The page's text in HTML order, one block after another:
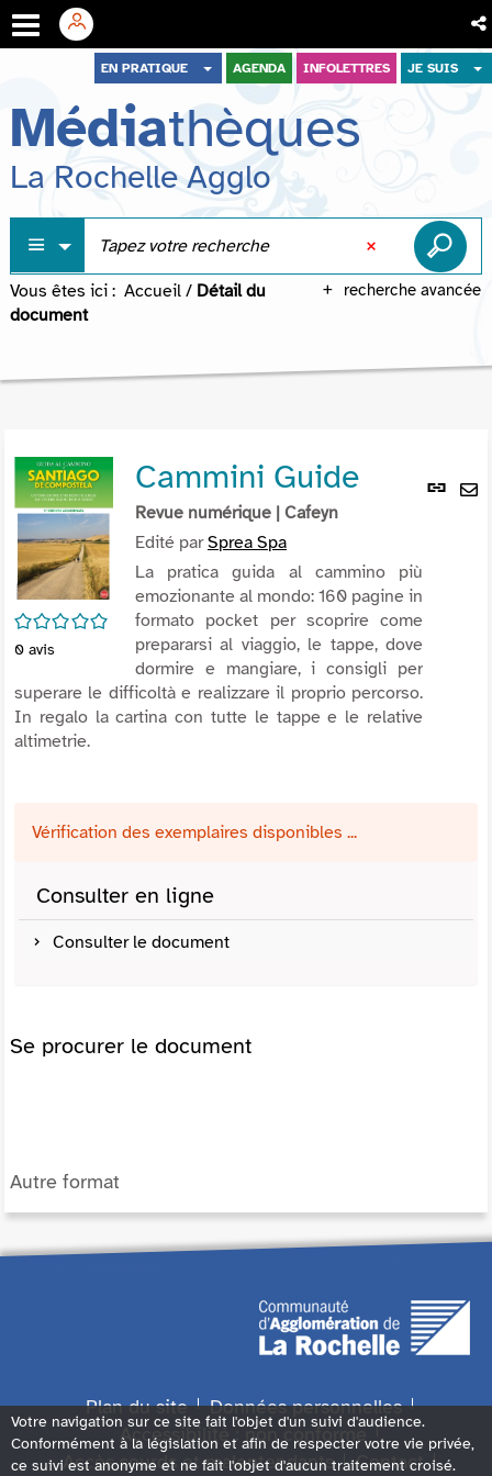
menu
contenu
recherche
EN PRATIQUE AGENDA INFOLETTRES JE SUIS
Médiathèques
La Rochelle Agglo
recherche avancée
Vous êtes ici : Accueil / Détail du
document
Lien
/5
0 avis
Cammini Guide
Revue numérique | Cafeyn
Edité parSprea Spa
La pratica guida al cammino più
emozionante al mondo: 160 pagine in
formato pocket per scoprire come
prepararsi al viaggio, le tappe, dove
dormire e mangiare, i consigli per
superare le difficoltà e realizzare il proprio percorso.
In regalo la cartina con tutte le tappe e le relative
altimetrie.
Vérification des exemplaires disponibles ...
Consulter en ligne
Consulter le document
Se procurer le document
Autre format
Plan du site
Données personnelles
Accessibilité : non conforme
Accès sourds et malentendants
Contact
Votre navigation sur ce site fait l'objet d'un suivi d'audience.
Conformément à la législation et afin de respecter votre vie privée,
ce suivi est anonyme et ne fait l'objet d'aucun traitement croisé.